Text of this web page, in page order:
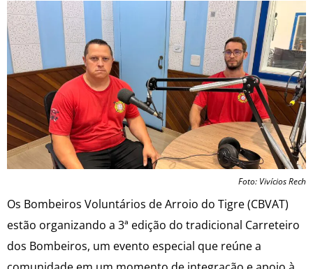
Foto: Vivícios Rech
Os Bombeiros Voluntários de Arroio do Tigre (CBVAT)
estão organizando a 3ª edição do tradicional Carreteiro
dos Bombeiros, um evento especial que reúne a